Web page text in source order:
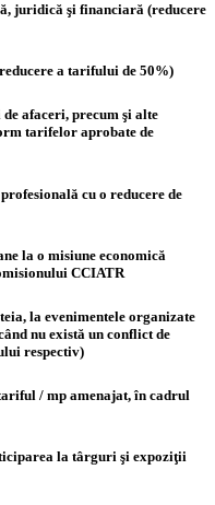
juridică şi financiară (reducere
a tarifului de 50%)
afaceri, precum şi alte
tarifelor aprobate de
cu o reducere de
la o misiune economică
CCIATR
la evenimentele organizate
nu există un conflict de
respectiv)
/ mp amenajat, în cadrul
la târguri şi expoziţii